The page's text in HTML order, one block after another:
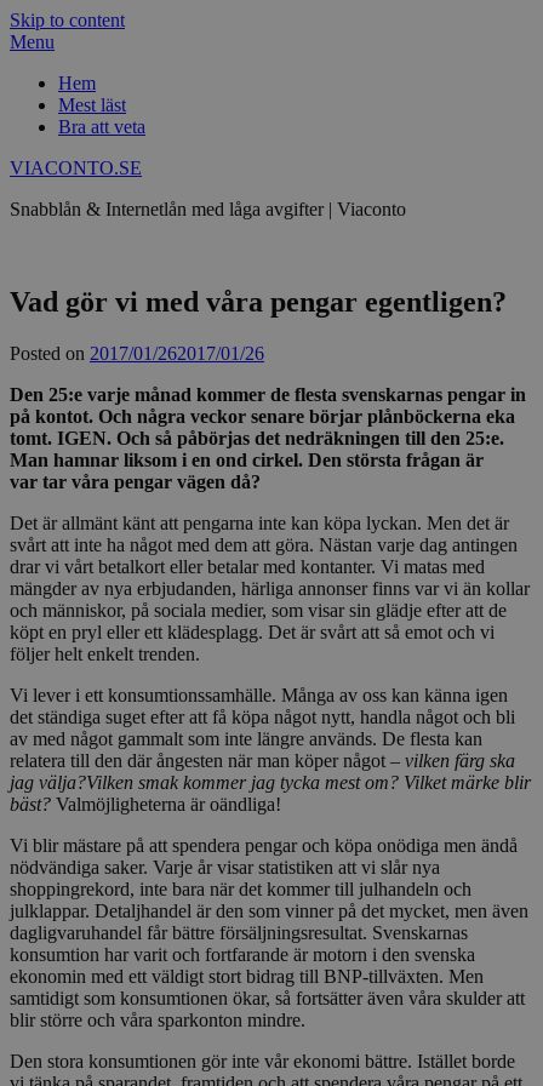
Skip to content
Menu
Hem
Mest läst
Bra att veta
VIACONTO.SE
Snabblån & Internetlån med låga avgifter | Viaconto
Vad gör vi med våra pengar egentligen?
Posted on 2017/01/262017/01/26
Den 25:e varje månad kommer de flesta svenskarnas pengar in
på kontot. Och några veckor senare börjar plånböckerna eka
tomt. IGEN. Och så påbörjas det nedräkningen till den 25:e.
Man hamnar liksom i en ond cirkel. Den största frågan är
var tar våra pengar vägen då?
Det är allmänt känt att pengarna inte kan köpa lyckan. Men det är
svårt att inte ha något med dem att göra. Nästan varje dag antingen
drar vi vårt betalkort eller betalar med kontanter. Vi matas med
mängder av nya erbjudanden, härliga annonser finns var vi än kollar
och människor, på sociala medier, som visar sin glädje efter att de
köpt en pryl eller ett klädesplagg. Det är svårt att så emot och vi
följer helt enkelt trenden.
Vi lever i ett konsumtionssamhälle. Många av oss kan känna igen
det ständiga suget efter att få köpa något nytt, handla något och bli
av med något gammalt som inte längre används. De flesta kan
relatera till den där ångesten när man köper något – vilken färg ska
jag välja?Vilken smak kommer jag tycka mest om? Vilket märke blir
bäst? Valmöjligheterna är oändliga!
Vi blir mästare på att spendera pengar och köpa onödiga men ändå
nödvändiga saker. Varje år visar statistiken att vi slår nya
shoppingrekord, inte bara när det kommer till julhandeln och
julklappar. Detaljhandel är den som vinner på det mycket, men även
dagligvaruhandel får bättre försäljningsresultat. Svenskarnas
konsumtion har varit och fortfarande är motorn i den svenska
ekonomin med ett väldigt stort bidrag till BNP-tillväxten. Men
samtidigt som konsumtionen ökar, så fortsätter även våra skulder att
blir större och våra sparkonton mindre.
Den stora konsumtionen gör inte vår ekonomi bättre. Istället borde